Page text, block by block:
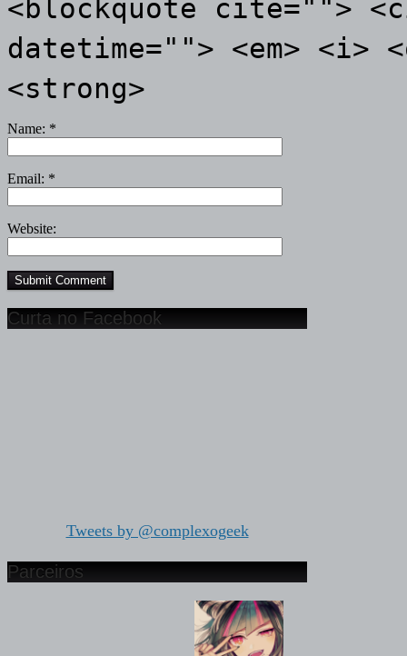
<blockquote cite="">
datetime=""> <em> <i>
<strong>
Name: *
Email: *
Website:
Curta no Facebook
Tweets by @complexogeek
Parceiros